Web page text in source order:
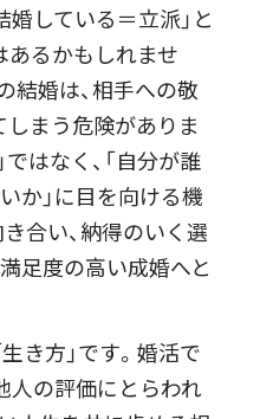
婚している＝立派」と
るかもしれませ
結婚は、相手への敬
まう危険がありま
はなく、「自分が誰
か」に目を向ける機
合い、納得のいく選
足度の高い成婚へと
き方」です。婚活で
人の評価にとらわれ